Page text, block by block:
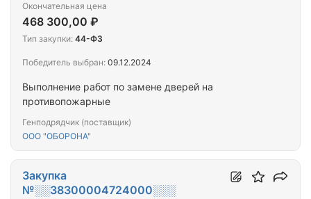
Выполнение работ по замене дверей на
противопожарные
Генподрядчик (поставщик)
ООО "ОБОРОНА"
Окончательная цена
468 300,00 ₽
Тип закупки: 44-ФЗ
Победитель выбран: 09.12.2024
Закупка
№░░38300004724000░░░